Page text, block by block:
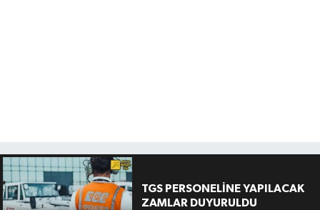
TGS PERSONELİNE YAPILACAK
ZAMLAR DUYURULDU